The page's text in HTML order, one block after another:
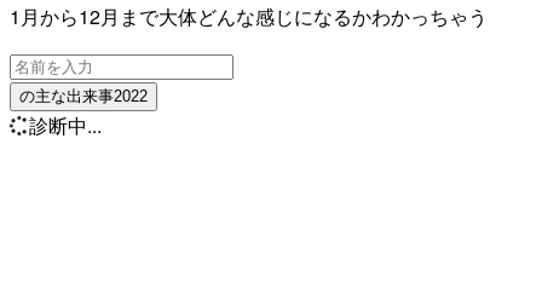
1月から12月まで大体どんな感じになるかわかっちゃう
の主な出来事2022
診断中...